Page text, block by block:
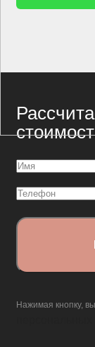
Имя
Телефон
Нажимая кнопку,